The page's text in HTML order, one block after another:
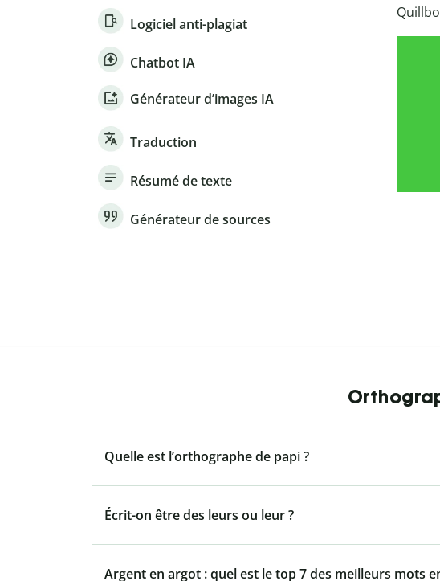
Logiciel anti-plagiat
Chatbot IA
Générateur d’images IA
Traduction
Résumé de texte
Générateur de sources
Quelle est l’orthographe de papi ?
Écrit-on être des leurs ou leur ?
Argent en argot : quel est le top 7 des meilleurs mots